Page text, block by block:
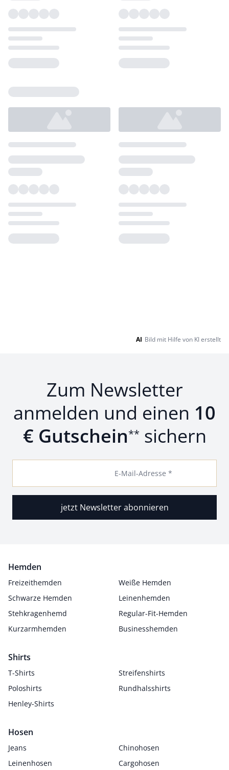
AI Bild mit Hilfe von KI erstellt
Zum Newsletter
anmelden und einen 10
€ Gutschein** sichern
E-Mail-Adresse *
jetzt Newsletter abonnieren
Hemden
Freizeithemden
Weiße Hemden
Schwarze Hemden
Leinenhemden
Stehkragenhemd
Regular-Fit-Hemden
Kurzarmhemden
Businesshemden
Shirts
T-Shirts
Streifenshirts
Poloshirts
Rundhalsshirts
Henley-Shirts
Hosen
Jeans
Chinohosen
Leinenhosen
Cargohosen